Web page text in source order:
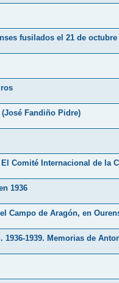
fusilados el 21 de octubre
Fandiño Pidre)
Comité Internacional de la
1936
Campo de Aragón, en
1939. Memorias de